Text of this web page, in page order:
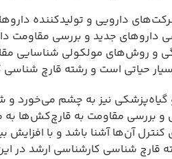
دارویی و تولیدکننده
داروهای جدید و بررسی مقاومت
و روش‌های مولکولی شناسایی
حیاتی است و رشته قارچ شناسی
و گیاه‌پزشکی نیز به چشم می‌خورد
و بررسی مقاومت به قارچ‌کش‌ها
آن‌ها آشنا باشد و با
قارچ شناسی کارشناسی ارشد در